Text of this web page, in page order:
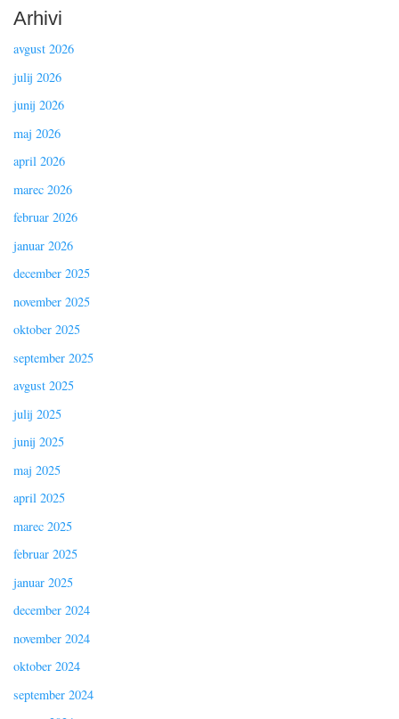
Arhivi
avgust 2026
julij 2026
junij 2026
maj 2026
april 2026
marec 2026
februar 2026
januar 2026
december 2025
november 2025
oktober 2025
september 2025
avgust 2025
julij 2025
junij 2025
maj 2025
april 2025
marec 2025
februar 2025
januar 2025
december 2024
november 2024
oktober 2024
september 2024